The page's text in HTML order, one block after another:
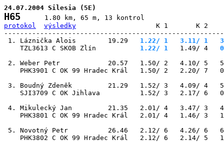
24.07.2004 Silesia (5E)
H65
protokol
výsledky
K 1       K 2
1. Láznička Alois        19.29
   1.22/ 1
   3.11/ 1
    TZL3613 C SKOB Zlín
   1.22/ 1
   1.49/ 4
2. Weber Petr            20.57   1.50/ 2   4.10/ 5
PHK3901 C OK 99 Hradec Král   1.50/ 2   2.20/ 7
3. Boudný Zdeněk         21.29   1.52/ 3   4.09/ 4
SJI3709 C OK Jihlava          1.52/ 3   2.17/ 6
4. Mikulecký Jan         21.35   2.01/ 4   3.47/ 3
PHK3801 C OK 99 Hradec Král   2.01/ 4   1.46/ 3
5. Novotný Petr          26.46   2.12/ 6   4.26/ 6
PHK3802 C OK 99 Hradec Král   2.12/ 6   2.14/ 5